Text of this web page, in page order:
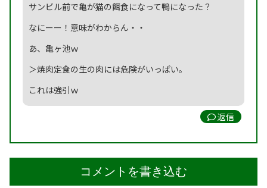
サンビル前で亀が猫の餌食になって鴨になった？
なにーー！意味がわからん・・
あ、亀ヶ池ｗ
＞焼肉定食の生の肉には危険がいっぱい。
これは強引ｗ
返信
コメントを書き込む